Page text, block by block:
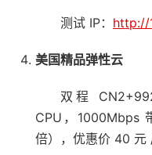
测试 IP： http://
美国精品弹性云
双程
CPU，1000Mbps
倍），优惠价 40 元